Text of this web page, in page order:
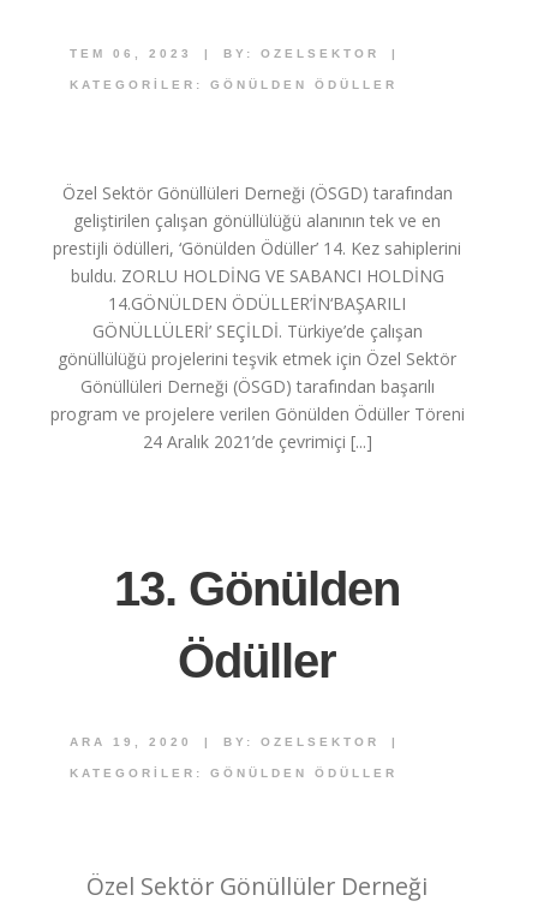
TEM 06, 2023 | BY: OZELSEKTOR |
KATEGORILER: GÖNÜLDEN ÖDÜLLER
Özel Sektör Gönüllüleri Derneği (ÖSGD) tarafından
geliştirilen çalışan gönüllülüğü alanının tek ve en
prestijli ödülleri, ‘Gönülden Ödüller’ 14. Kez sahiplerini
buldu. ZORLU HOLDİNG VE SABANCI HOLDİNG
14.GÖNÜLDEN ÖDÜLLER’İN‘BAŞARILI
GÖNÜLLÜLERİ’ SEÇİLDİ. Türkiye’de çalışan
gönüllülüğü projelerini teşvik etmek için Özel Sektör
Gönüllüleri Derneği (ÖSGD) tarafından başarılı
program ve projelere verilen Gönülden Ödüller Töreni
24 Aralık 2021’de çevrimiçi [...]
13. Gönülden
Ödüller
ARA 19, 2020 | BY: OZELSEKTOR |
KATEGORILER: GÖNÜLDEN ÖDÜLLER
Özel Sektör Gönüllüler Derneği